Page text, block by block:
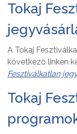
Tokaj
A Tokaj
következő linken
Fesztiválkatlan
Tokaj